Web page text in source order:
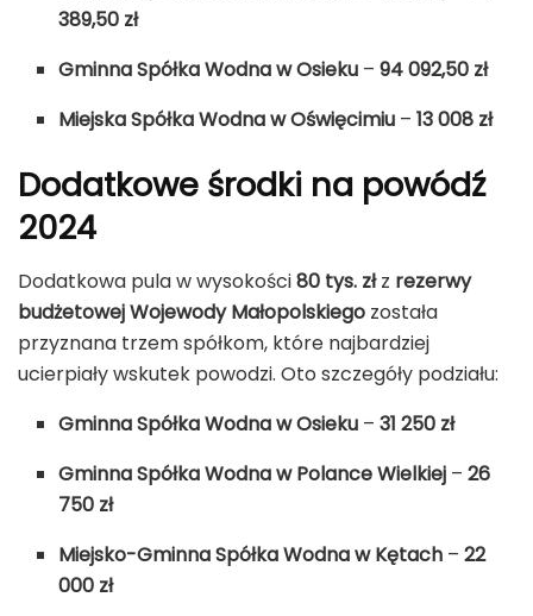
389,50 zł
Gminna Spółka Wodna w Osieku –94 092,50 zł
Miejska Spółka Wodna w Oświęcimiu –13 008 zł
Dodatkowe środki na powódź
2024
Dodatkowa pula w wysokości80 tys. złz rezerwy
budżetowej Wojewody Małopolskiego została
przyznana trzem spółkom, które najbardziej
ucierpiały wskutek powodzi. Oto szczegóły podziału:
Gminna Spółka Wodna w Osieku –31 250 zł
Gminna Spółka Wodna w Polance Wielkiej –26
750 zł
Miejsko-Gminna Spółka Wodna w Kętach –22
000 zł